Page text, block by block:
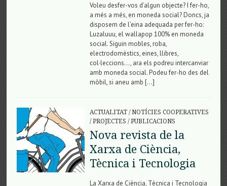
Voleu desfer-vos d’algun objecte? I fer-ho,
a més a més, en moneda social? Doncs, ja
disposem de l’eina adequada per fer-ho:
Luzaluuu, el wallapop 100% en moneda
social. Siguin mobles, roba,
electrodomèstics, eines, llibres,
col·leccions…, ara els podreu intercanviar
amb moneda social. Podeu fer-ho des del
mòbil, si aneu amb […]
ACTUALITAT/NOTÍCIES COOPERATIVES
/PROJECTES /PUBLICACIONS
Nova revista de la
Xarxa de Ciència,
Tècnica i Tecnologia
La Xarxa de Ciència, Tècnica i Tecnologia